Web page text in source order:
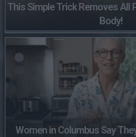
This Simple Trick Removes All
Body!
Women in Columbus Say